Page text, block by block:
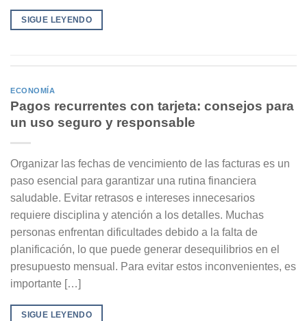
SIGUE LEYENDO
ECONOMÍA
Pagos recurrentes con tarjeta: consejos para
un uso seguro y responsable
Organizar las fechas de vencimiento de las facturas es un
paso esencial para garantizar una rutina financiera
saludable. Evitar retrasos e intereses innecesarios
requiere disciplina y atención a los detalles. Muchas
personas enfrentan dificultades debido a la falta de
planificación, lo que puede generar desequilibrios en el
presupuesto mensual. Para evitar estos inconvenientes, es
importante […]
SIGUE LEYENDO